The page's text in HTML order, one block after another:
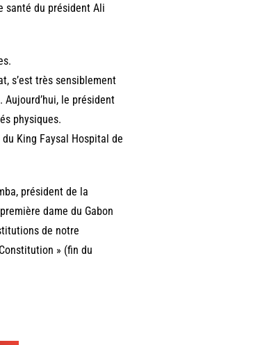
santé du président Ali
s’est très sensiblement
le président
physiques.
King Faysal Hospital de
président de la
dame du Gabon
de notre
» (fin du